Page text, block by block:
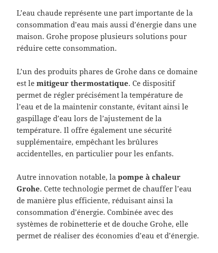
L’eau chaude représente une part importante de la
consommation d’eau mais aussi d’énergie dans une
maison. Grohe propose plusieurs solutions pour
réduire cette consommation.
L’un des produits phares de Grohe dans ce domaine
est lemitigeur thermostatique. Ce dispositif
permet de régler précisément la température de
l’eau et de la maintenir constante, évitant ainsi le
gaspillage d’eau lors de l’ajustement de la
température. Il offre également une sécurité
supplémentaire, empêchant les brûlures
accidentelles, en particulier pour les enfants.
Autre innovation notable, lapompe à chaleur
Grohe. Cette technologie permet de chauffer l’eau
de manière plus efficiente, réduisant ainsi la
consommation d’énergie. Combinée avec des
systèmes de robinetterie et de douche Grohe, elle
permet de réaliser des économies d’eau et d’énergie.